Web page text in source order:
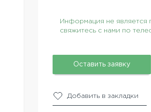
Информация не является
свяжитесь с нами по
Оставить заявку
Добавить в закладки